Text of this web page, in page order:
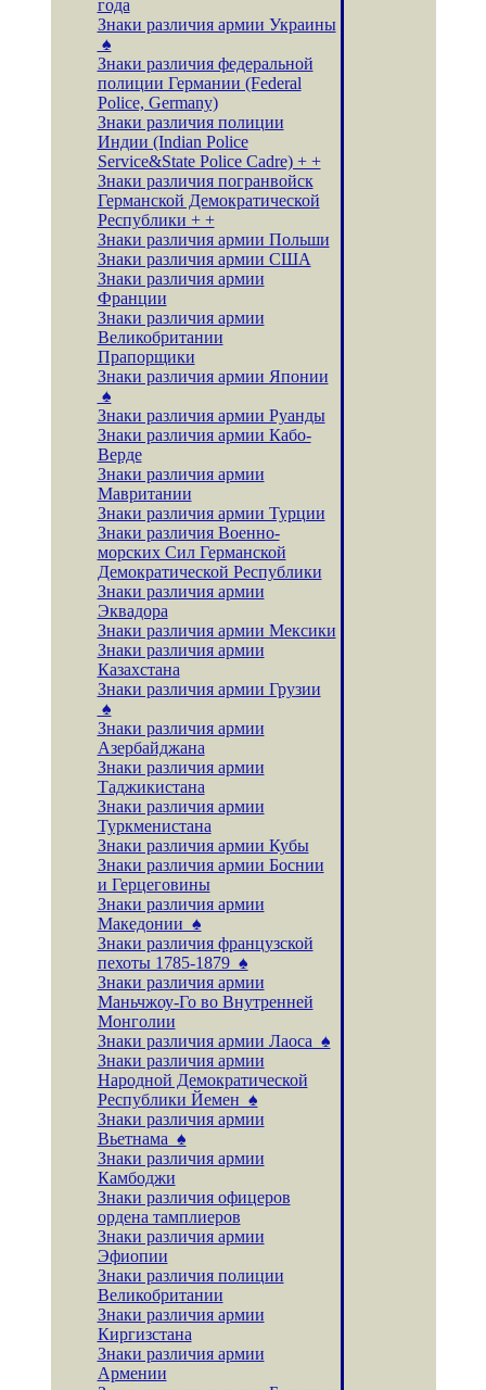
года
Знаки различия армии Украины
♠
Знаки различия федеральной
полиции Германии (Federal
Police, Germany)
Знаки различия полиции
Индии (Indian Police
Service&State Police Cadre) + +
Знаки различия погранвойск
Германской Демократической
Республики + +
Знаки различия армии Польши
Знаки различия армии США
Знаки различия армии
Франции
Знаки различия армии
Великобритании
Прапорщики
Знаки различия армии Японии
♠
Знаки различия армии Руанды
Знаки различия армии Кабо-
Верде
Знаки различия армии
Мавритании
Знаки различия армии Турции
Знаки различия Военно-
морских Сил Германской
Демократической Республики
Знаки различия армии
Эквадора
Знаки различия армии Мексики
Знаки различия армии
Казахстана
Знаки различия армии Грузии
♠
Знаки различия армии
Азербайджана
Знаки различия армии
Таджикистана
Знаки различия армии
Туркменистана
Знаки различия армии Кубы
Знаки различия армии Боснии
и Герцеговины
Знаки различия армии
Македонии ♠
Знаки различия французской
пехоты 1785-1879 ♠
Знаки различия армии
Маньчжоу-Го во Внутренней
Монголии
Знаки различия армии Лаоса ♠
Знаки различия армии
Народной Демократической
Республики Йемен ♠
Знаки различия армии
Вьетнама ♠
Знаки различия армии
Камбоджи
Знаки различия офицеров
ордена тамплиеров
Знаки различия армии
Эфиопии
Знаки различия полиции
Великобритании
Знаки различия армии
Киргизстана
Знаки различия армии
Армении